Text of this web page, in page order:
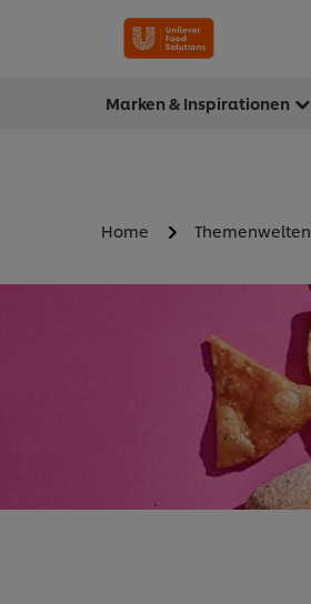
Marken & Inspirationen
Home Themenwelten